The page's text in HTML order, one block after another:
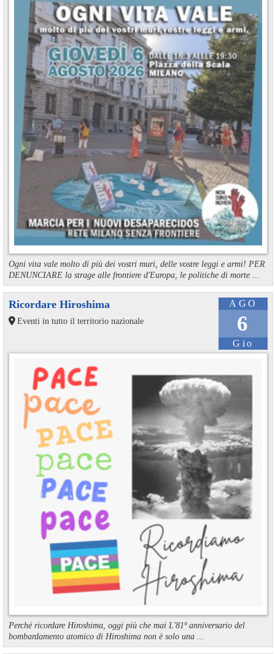
Ogni vita vale molto di più dei vostri muri, delle vostre leggi e armi! PER
DENUNCIARE la strage alle frontiere d'Europa, le politiche di morte ...
AGO
6
Gio
Ricordare Hiroshima
Eventi in tutto il territorio nazionale
Perché ricordare Hiroshima, oggi più che mai L'81º anniversario del
bombardamento atomico di Hiroshima non è solo una ...